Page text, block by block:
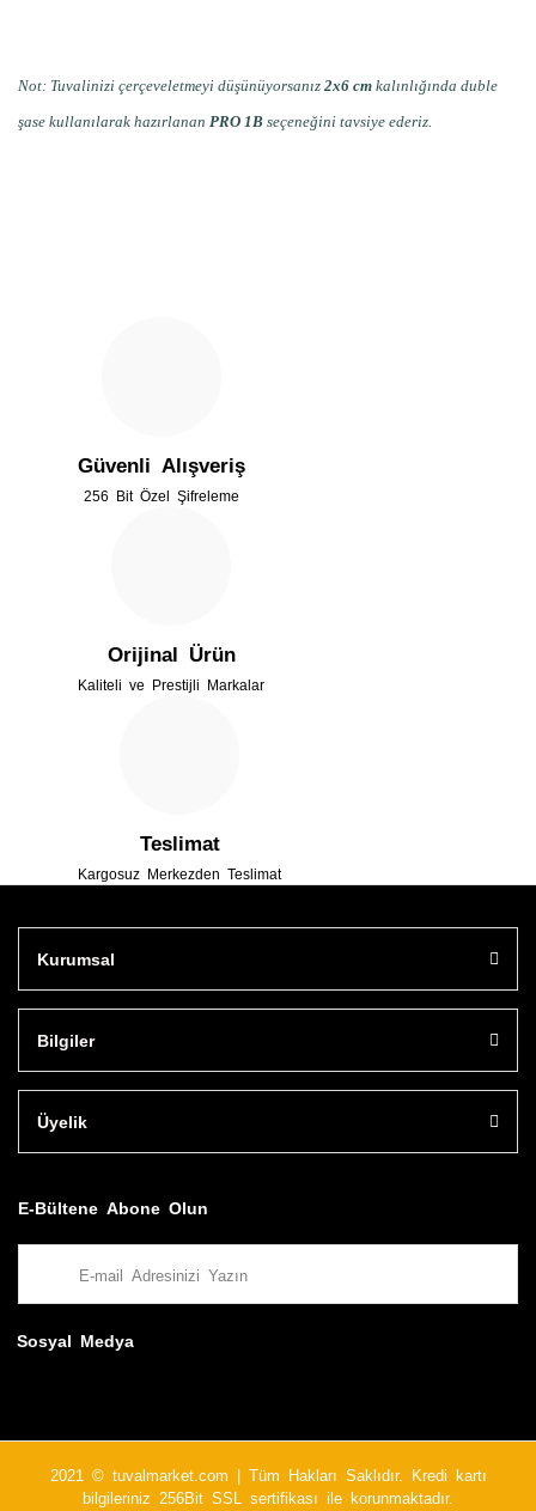
Not: Tuvalinizi çerçeveletmeyi düşünüyorsanız 2x6 cm kalınlığında duble
şase kullanılarak hazırlanan PRO 1B seçeneğini tavsiye ederiz.
Ürün bilgilerinde hatalar bulunuyor.
Ürün fiyatı diğer sitelerden daha pahalı.
Güvenli Alışveriş
256 Bit Özel Şifreleme
Orijinal Ürün
Kaliteli ve Prestijli Markalar
Teslimat
Kargosuz Merkezden Teslimat
Kurumsal
Bilgiler
Üyelik
E-Bültene Abone Olun
Sosyal Medya
2021 © tuvalmarket.com | Tüm Hakları Saklıdır. Kredi kartı
bilgileriniz 256Bit SSL sertifikası ile korunmaktadır.